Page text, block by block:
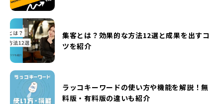
集客とは？効果的な方法12選と成果を出すコ
ツを紹介
ラッコキーワードの使い方や機能を解説！無
料版・有料版の違いも紹介